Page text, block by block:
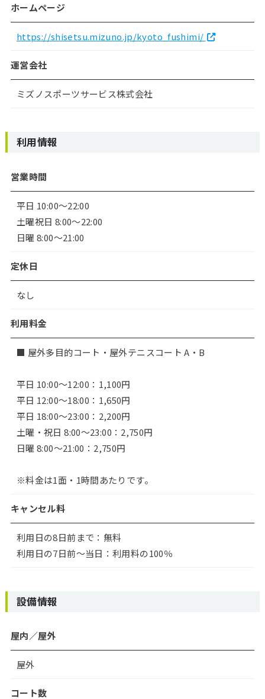
ホームページ
https://shisetsu.mizuno.jp/kyoto_fushimi/
運営会社
ミズノスポーツサービス株式会社
利用情報
営業時間
平日 10:00～22:00
土曜祝日 8:00～22:00
日曜 8:00～21:00
定休日
なし
利用料金
■ 屋外多目的コート・屋外テニスコート A・B
平日 10:00〜12:00：1,100円
平日 12:00〜18:00：1,650円
平日 18:00〜23:00：2,200円
土曜・祝日 8:00〜23:00：2,750円
日曜 8:00〜21:00：2,750円
※料金は1面・1時間あたりです。
キャンセル料
利用日の8日前まで：無料
利用日の7日前〜当日：利用料の100％
設備情報
屋内／屋外
屋外
コート数